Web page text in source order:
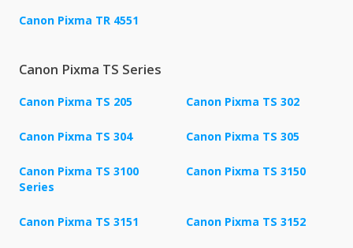
Canon Pixma TR 4551
Canon Pixma TS Series
Canon Pixma TS 205 Canon Pixma TS 302
Canon Pixma TS 304 Canon Pixma TS 305
Canon Pixma TS 3100
Series
Canon Pixma TS 3150
Canon Pixma TS 3151 Canon Pixma TS 3152